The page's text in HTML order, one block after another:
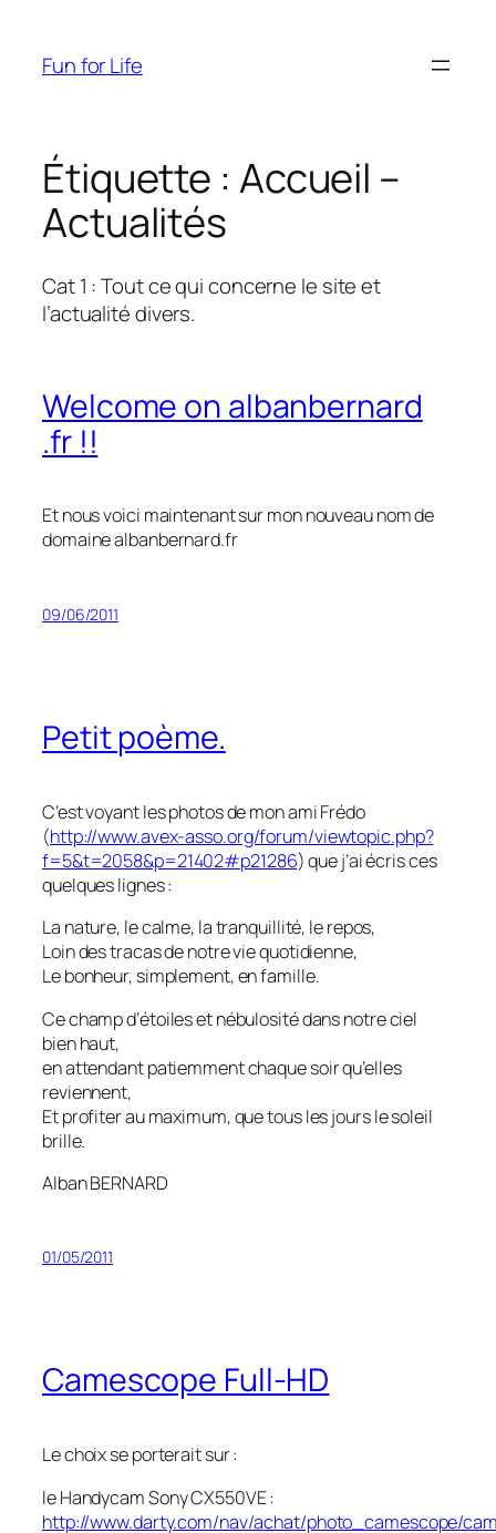
contenu
Fun for Life
Étiquette : Accueil –
Actualités
Cat 1 : Tout ce qui concerne le site et
l’actualité divers.
Welcome on albanbernard
.fr !!
Et nous voici maintenant sur mon nouveau nom de
domaine albanbernard.fr
09/06/2011
Petit poème.
C’est voyant les photos de mon ami Frédo
(http://www.avex-asso.org/forum/viewtopic.php?
f=5&t=2058&p=21402#p21286) que j’ai écris ces
quelques lignes :
La nature, le calme, la tranquillité, le repos,
Loin des tracas de notre vie quotidienne,
Le bonheur, simplement, en famille.
Ce champ d’étoiles et nébulosité dans notre ciel
bien haut,
en attendant patiemment chaque soir qu’elles
reviennent,
Et profiter au maximum, que tous les jours le soleil
brille.
Alban BERNARD
01/05/2011
Camescope Full-HD
Le choix se porterait sur :
le Handycam Sony CX550VE :
http://www.darty.com/nav/achat/photo_camescope/